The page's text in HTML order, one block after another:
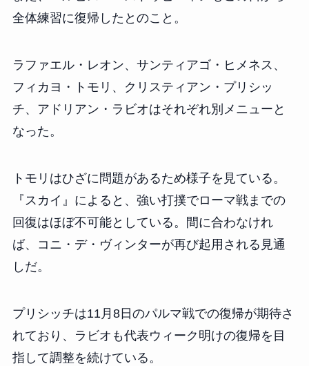
全体練習に復帰したとのこと。
ラファエル・レオン、サンティアゴ・ヒメネス、
フィカヨ・トモリ、クリスティアン・プリシッ
チ、アドリアン・ラビオはそれぞれ別メニューと
なった。
トモリはひざに問題があるため様子を見ている。
『スカイ』によると、強い打撲でローマ戦までの
回復はほぼ不可能としている。間に合わなけれ
ば、コニ・デ・ヴィンターが再び起用される見通
しだ。
プリシッチは11月8日のパルマ戦での復帰が期待さ
れており、ラビオも代表ウィーク明けの復帰を目
指して調整を続けている。